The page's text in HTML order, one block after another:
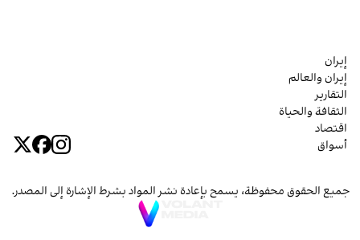
إيران
إيران والعالم
التقارير
الثقافة والحياة
اقتصاد
أسواق
جميع الحقوق محفوظة، يسمح بإعادة نشر المواد بشرط الإشارة إلى المصدر.